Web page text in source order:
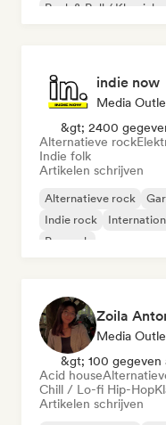
Rock & Roll / Klassieke
indie now
Media
&gt; 2400
Alternatieve rock
Indie folk
Artikelen schrijven
Alternatieve rock
Indie rock
Poprock
Zoila
Media
&gt; 100 gegeven
Acid house
Chill / Lo-fi Hip-Hop
Artikelen schrijven